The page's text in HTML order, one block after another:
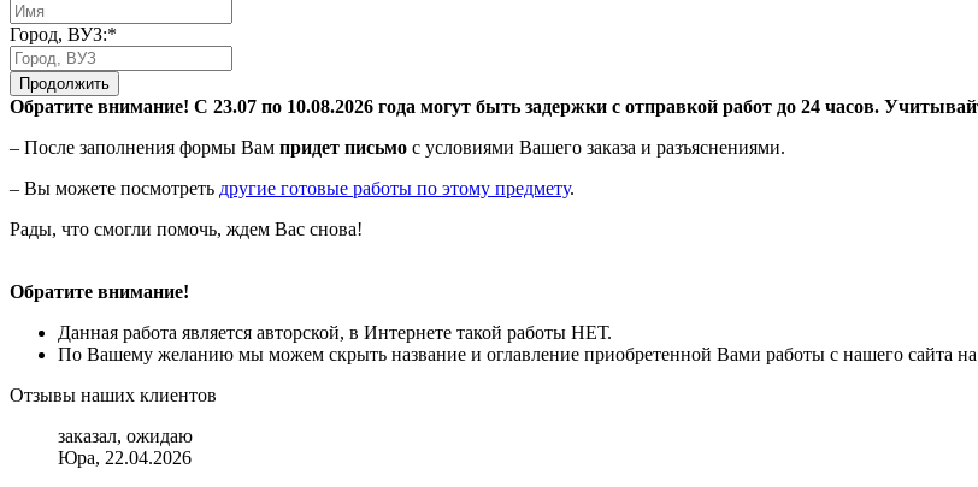
Город, ВУЗ:*
Продолжить
Обратите внимание! С 23.07 по 10.08.2026 года могут быть задержки с отправкой работ до 24 часов.
– После заполнения формы Вам придет письмо с условиями Вашего заказа и разъяснениями.
– Вы можете посмотреть другие готовые работы по этому предмету.
Рады, что смогли помочь, ждем Вас снова!
Обратите внимание!
Данная работа является авторской, в Интернете такой работы НЕТ.
По Вашему желанию мы можем скрыть название и оглавление приобретенной Вами работы с нашего сайта
Отзывы наших клиентов
заказал, ожидаю
Юра, 22.04.2026